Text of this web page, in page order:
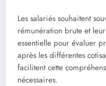
Les salariés souhaitent
rémunération brute et
essentielle pour évaluer
après les différentes
facilitent cette
nécessaires.